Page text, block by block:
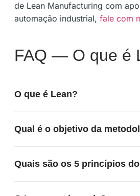
de Lean Manufacturing com
automação industrial, fale com
FAQ — O que é
O que é Lean?
mais valor para o cliente com o
Qual é o objetivo da
otimizar processos e melhorar
Quais são os 5 princípios